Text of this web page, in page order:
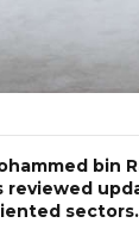
bin
reviewed
sectors.